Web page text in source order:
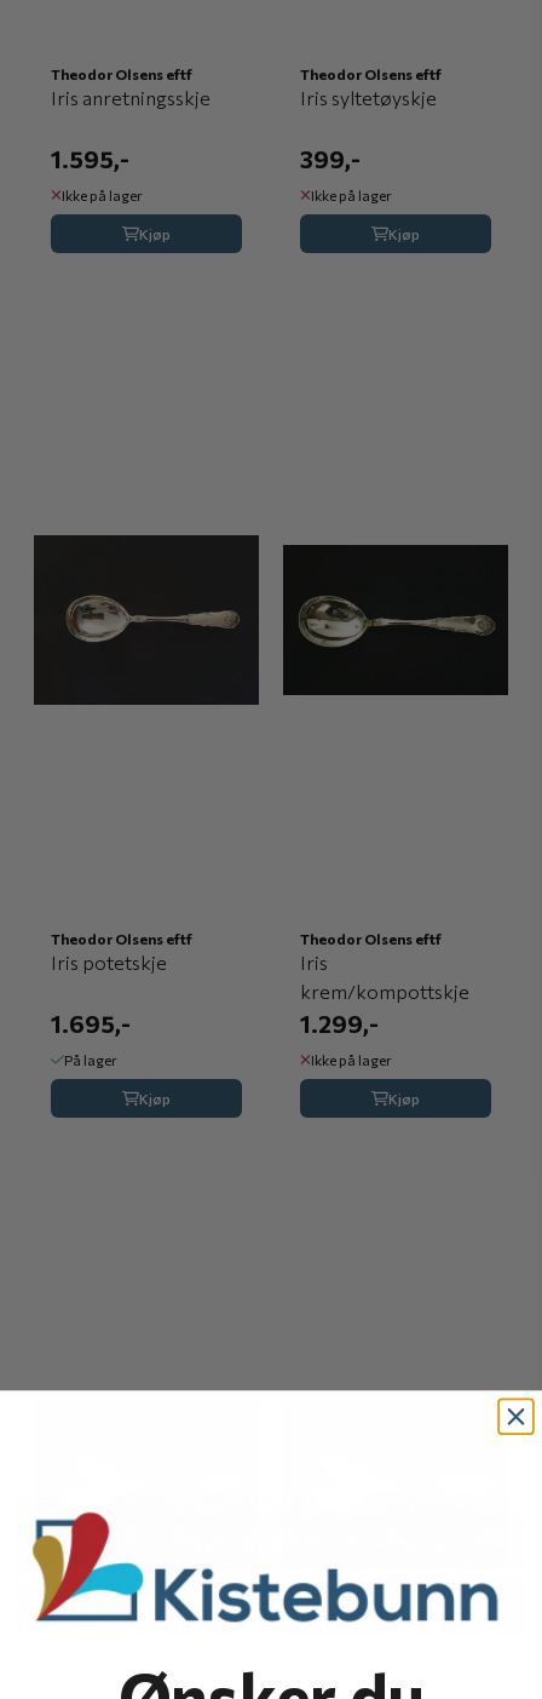
Theodor Olsens eftf
Iris anretningsskje
1.595,-
Ikke på lager
Kjøp
Theodor Olsens eftf
Iris syltetøyskje
399,-
Ikke på lager
Kjøp
Theodor Olsens eftf
Iris potetskje
1.695,-
På lager
Kjøp
Theodor Olsens eftf
Iris
krem/kompottskje
1.299,-
Ikke på lager
Kjøp